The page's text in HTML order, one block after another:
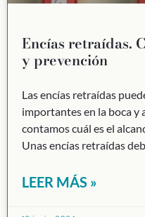
Encías retraídas.
y prevención
Las encías retraídas
importantes en la boca y
contamos cuál es el
Unas encías retraídas
LEER MÁS »